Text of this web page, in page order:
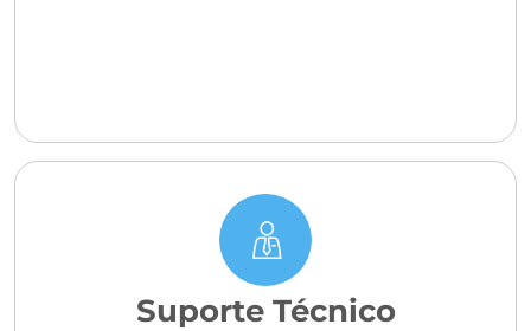
Suporte Técnico